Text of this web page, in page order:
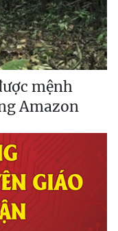
mệnh
Amazon